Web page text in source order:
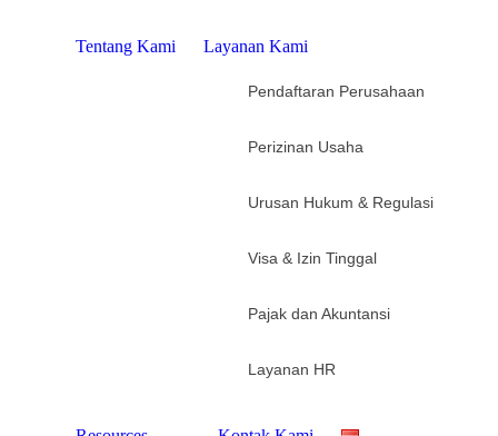
Tentang Kami Layanan Kami
Pendaftaran Perusahaan
Perizinan Usaha
Urusan Hukum & Regulasi
Visa & Izin Tinggal
Pajak dan Akuntansi
Layanan HR